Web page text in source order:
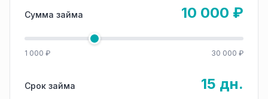
Сумма займа 10 000 ₽
1 000 ₽ 30 000 ₽
Срок займа 15 дн.